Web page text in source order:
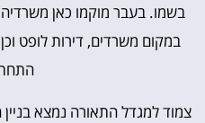
בשמו. בעבר מוקמו כאן
במקום משרדים, דירות לופט